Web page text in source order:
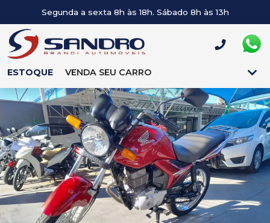
Segunda a sexta 8h às 18h. Sábado 8h às 13h
ESTOQUE VENDA SEU CARRO